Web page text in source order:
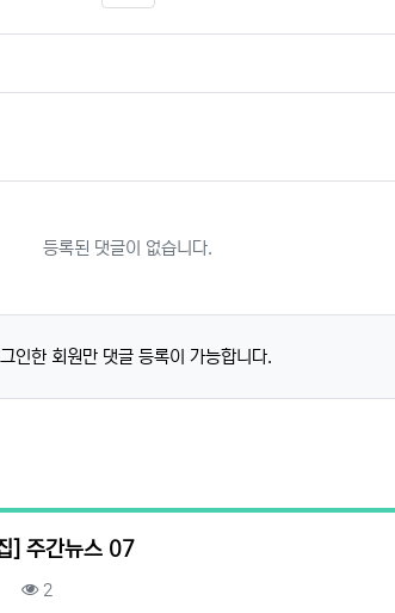
SNS 공유
등록된 댓글이 없습니다.
인한 회원만 댓글 등록이 가능합니다.
] 주간뉴스 07
조회
2